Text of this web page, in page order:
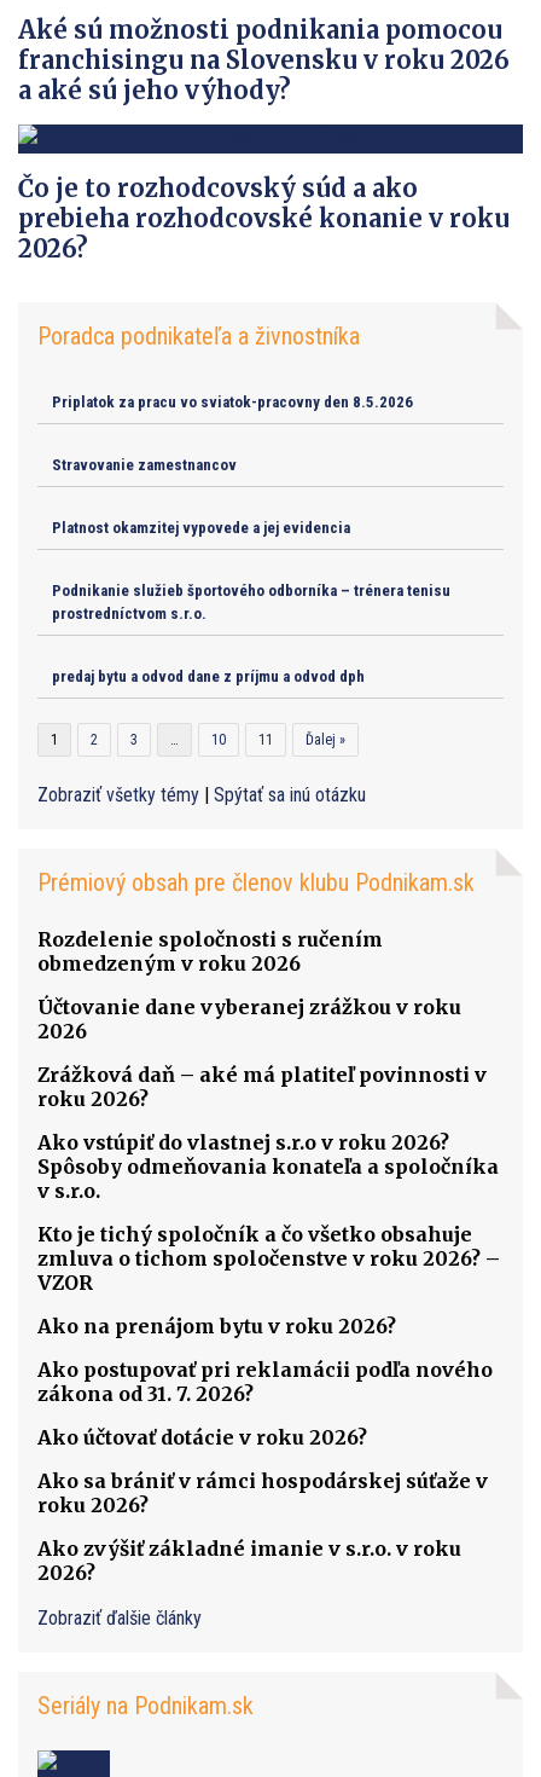
Aké sú možnosti podnikania pomocou
franchisingu na Slovensku v roku 2026
a aké sú jeho výhody?
Čo je to rozhodcovský súd a ako
prebieha rozhodcovské konanie v roku
2026?
Poradca podnikateľa a živnostníka
Priplatok za pracu vo sviatok-pracovny den 8.5.2026
Stravovanie zamestnancov
Platnost okamzitej vypovede a jej evidencia
Podnikanie služieb športového odborníka – trénera tenisu
prostredníctvom s.r.o.
predaj bytu a odvod dane z príjmu a odvod dph
1 2 3 … 10 11 Ďalej »
Zobraziť všetky témy Spýtať sa inú otázku
Prémiový obsah pre členov klubu Podnikam.sk
Rozdelenie spoločnosti s ručením
obmedzeným v roku 2026
Účtovanie dane vyberanej zrážkou v roku
2026
Zrážková daň – aké má platiteľ povinnosti v
roku 2026?
Ako vstúpiť do vlastnej s.r.o v roku 2026?
Spôsoby odmeňovania konateľa a spoločníka
v s.r.o.
Kto je tichý spoločník a čo všetko obsahuje
zmluva o tichom spoločenstve v roku 2026? –
VZOR
Ako na prenájom bytu v roku 2026?
Ako postupovať pri reklamácii podľa nového
zákona od 31. 7. 2026?
Ako účtovať dotácie v roku 2026?
Ako sa brániť v rámci hospodárskej súťaže v
roku 2026?
Ako zvýšiť základné imanie v s.r.o. v roku
2026?
Zobraziť ďalšie články
Seriály na Podnikam.sk